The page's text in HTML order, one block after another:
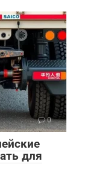
0
для